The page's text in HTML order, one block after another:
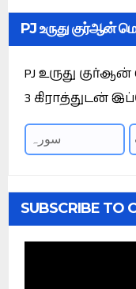
PJ உருது குர்ஆன்
PJ உருது
3 கிராத்துடன்
SUBSCRIBE TO